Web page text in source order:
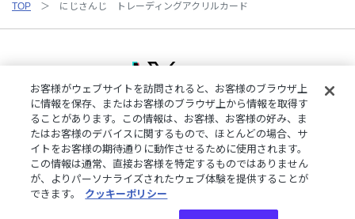
TOP にじさんじ トレーディングアクリルカード
ご利用規約プライバシーポリシー
特定商取引法に基づく表記
ご利用ガイドよくある質問お問い合わせにじさんじ公式サイト
クッキーの詳細
お客様がウェブサイトを訪問されると、お客様のブラウザ上
に情報を保存、またはお客様のブラウザ上から情報を取得す
ることがあります。この情報は、お客様、お客様の好み、ま
たはお客様のデバイスに関するもので、ほとんどの場合、サ
イトをお客様の期待通りに動作させるために使用されます。
この情報は通常、直接お客様を特定するものではありません
が、よりパーソナライズされたウェブ体験を提供することが
できます。
クッキーポリシー